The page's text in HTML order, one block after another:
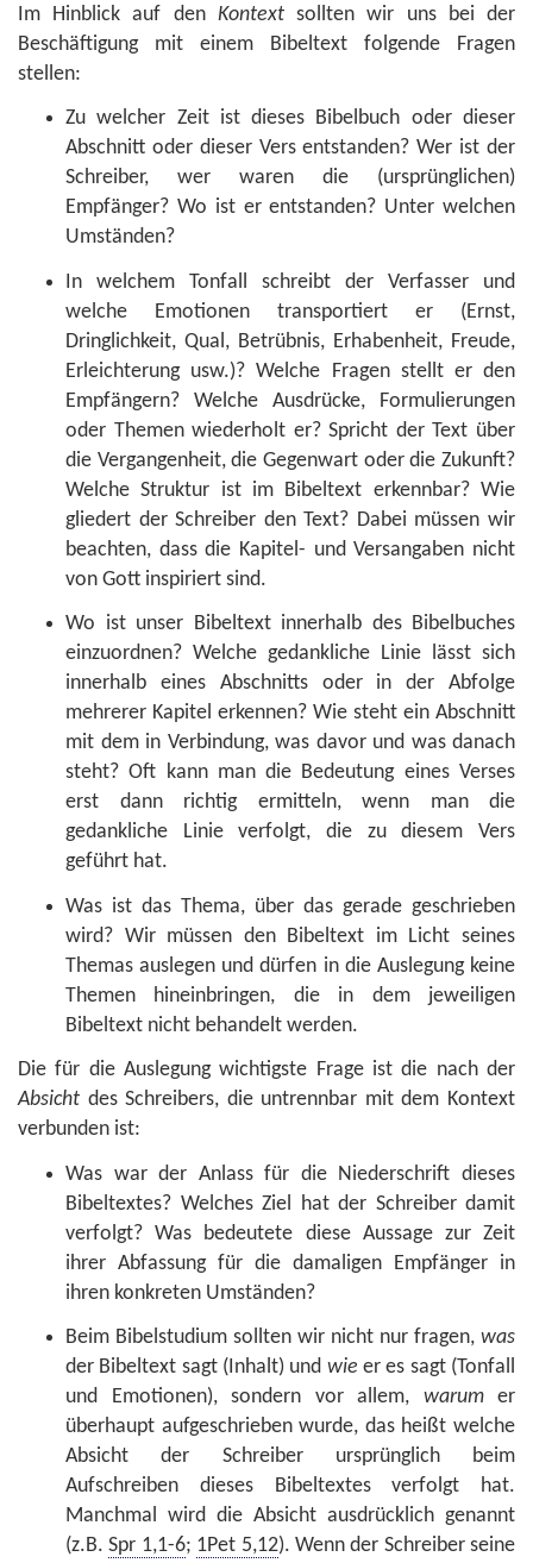
Im Hinblick auf den Kontextsollten wir uns bei der
Beschäftigung mit einem Bibeltext folgende Fragen
stellen:
Zu welcher Zeit ist dieses Bibelbuch oder dieser
Abschnitt oder dieser Vers entstanden? Wer ist der
Schreiber, wer waren die (ursprünglichen)
Empfänger? Wo ist er entstanden? Unter welchen
Umständen?
In welchem Tonfall schreibt der Verfasser und
welche Emotionen transportiert er (Ernst,
Dringlichkeit, Qual, Betrübnis, Erhabenheit, Freude,
Erleichterung usw.)? Welche Fragen stellt er den
Empfängern? Welche Ausdrücke, Formulierungen
oder Themen wiederholt er? Spricht der Text über
die Vergangenheit, die Gegenwart oder die Zukunft?
Welche Struktur ist im Bibeltext erkennbar? Wie
gliedert der Schreiber den Text? Dabei müssen wir
beachten, dass die Kapitel- und Versangaben nicht
von Gott inspiriert sind.
Wo ist unser Bibeltext innerhalb des Bibelbuches
einzuordnen? Welche gedankliche Linie lässt sich
innerhalb eines Abschnitts oder in der Abfolge
mehrerer Kapitel erkennen? Wie steht ein Abschnitt
mit dem in Verbindung, was davor und was danach
steht? Oft kann man die Bedeutung eines Verses
erst dann richtig ermitteln, wenn man die
gedankliche Linie verfolgt, die zu diesem Vers
geführt hat.
Was ist das Thema, über das gerade geschrieben
wird? Wir müssen den Bibeltext im Licht seines
Themas auslegen und dürfen in die Auslegung keine
Themen hineinbringen, die in dem jeweiligen
Bibeltext nicht behandelt werden.
Die für die Auslegung wichtigste Frage ist die nach der
Absicht des Schreibers, die untrennbar mit dem Kontext
verbunden ist:
Was war der Anlass für die Niederschrift dieses
Bibeltextes? Welches Ziel hat der Schreiber damit
verfolgt? Was bedeutete diese Aussage zur Zeit
ihrer Abfassung für die damaligen Empfänger in
ihren konkreten Umständen?
Beim Bibelstudium sollten wir nicht nur fragen, was
der Bibeltext sagt (Inhalt) und wie er es sagt (Tonfall
und Emotionen), sondern vor allem, warumer
überhaupt aufgeschrieben wurde, das heißt welche
Absicht der Schreiber ursprünglich beim
Aufschreiben dieses Bibeltextes verfolgt hat.
Manchmal wird die Absicht ausdrücklich genannt
(z.B.Spr 1,1-6; 1Pet 5,12). Wenn der Schreiber seine